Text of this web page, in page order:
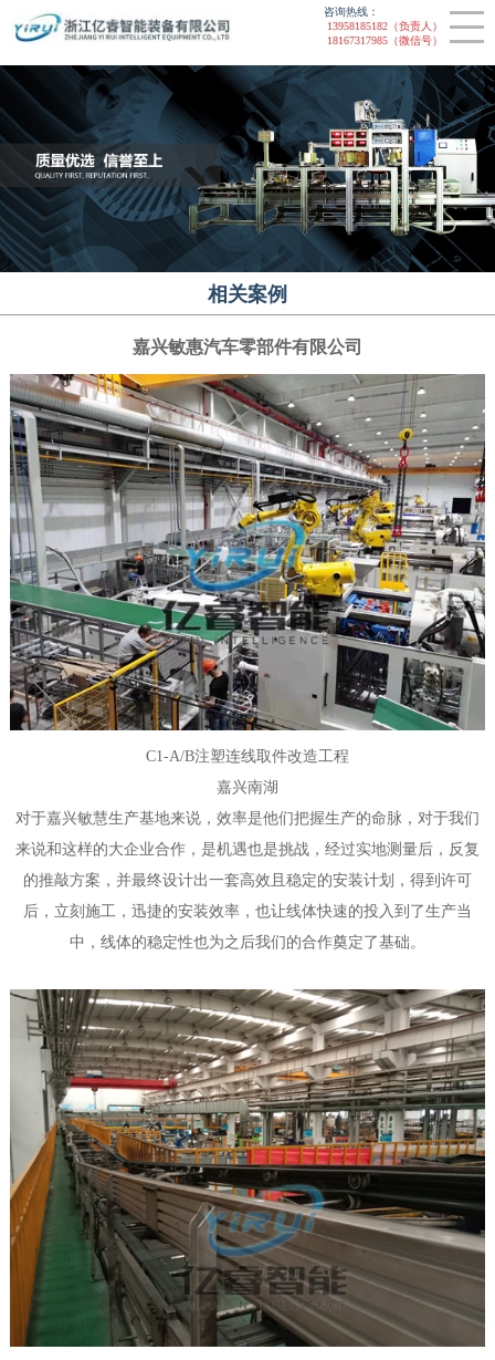
咨询热线：
13958185182（负责人）
18167317985（微信号）
非标设备
提升机
智能装配线
链板线
联系我们
CLOSE
相关案例
嘉兴敏惠汽车零部件有限公司
C1-A/B注塑连线取件改造工程
嘉兴南湖
对于嘉兴敏慧生产基地来说，效率是他们把握生产的命脉，对于我们
来说和这样的大企业合作，是机遇也是挑战，经过实地测量后，反复
的推敲方案，并最终设计出一套高效且稳定的安装计划，得到许可
后，立刻施工，迅捷的安装效率，也让线体快速的投入到了生产当
中，线体的稳定性也为之后我们的合作奠定了基础。